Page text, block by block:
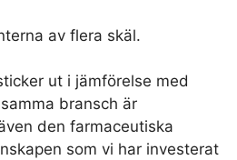
av flera skäl.
ut i jämförelse med
bransch är
den farmaceutiska
som vi har investerat